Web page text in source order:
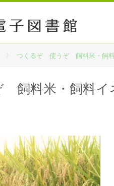
つくるぞ 使うぞ 飼料米・飼
飼料米・飼料イ